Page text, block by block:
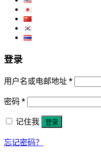
登录
用户名或电邮地址 *
密码 *
记住我 登录
忘记密码？